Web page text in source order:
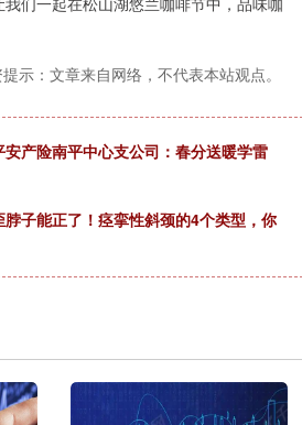
示：文章来自网络，不代表本站观点。
产险南平中心支公司：春分送暖学雷
子能正了！痉挛性斜颈的4个类型，你